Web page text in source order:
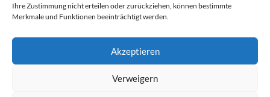
Ihre Zustimmung nicht erteilen oder zurückziehen, können bestimmte
Merkmale und Funktionen beeinträchtigt werden.
Akzeptieren
Verweigern